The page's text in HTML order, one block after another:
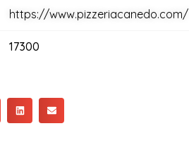
https://www.pizzeriacanedo.com/
17300